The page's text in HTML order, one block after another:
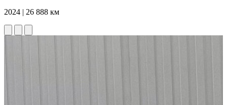
2024 | 26 888 км